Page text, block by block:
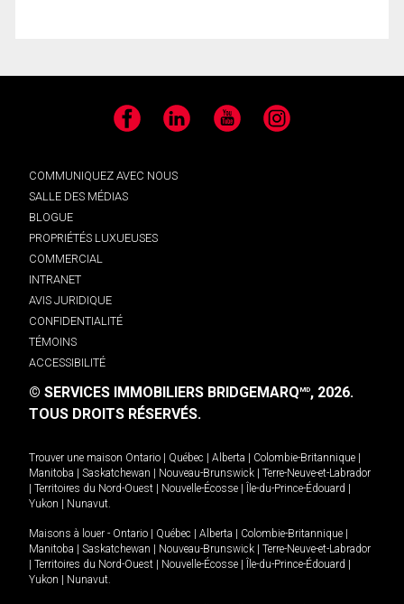
Facebook LinkedIn YouTube Instagram
COMMUNIQUEZ AVEC NOUS
SALLE DES MÉDIAS
BLOGUE
PROPRIÉTÉS LUXUEUSES
COMMERCIAL
INTRANET
AVIS JURIDIQUE
CONFIDENTIALITÉ
TÉMOINS
ACCESSIBILITÉ
© SERVICES IMMOBILIERS BRIDGEMARQMD, 2026.
TOUS DROITS RÉSERVÉS.
Trouver une maison Ontario Québec Alberta Colombie-Britannique
Manitoba
Saskatchewan Nouveau-Brunswick
Terre-Neuve-et-Labrador
Territoires du Nord-Ouest Nouvelle-Écosse Île-du-Prince-Édouard
Yukon
Nunavut.
Maisons à louer - Ontario Québec Alberta Colombie-Britannique
Manitoba
Saskatchewan Nouveau-Brunswick
Terre-Neuve-et-Labrador
Territoires du Nord-Ouest Nouvelle-Écosse Île-du-Prince-Édouard
Yukon
Nunavut.